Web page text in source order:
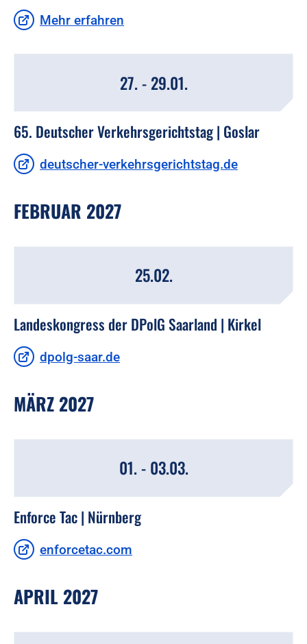
Mehr erfahren
27. - 29.01.
65. Deutscher Verkehrsgerichtstag | Goslar
deutscher-verkehrsgerichtstag.de
FEBRUAR 2027
25.02.
Landeskongress der DPolG Saarland | Kirkel
dpolg-saar.de
MÄRZ 2027
01. - 03.03.
Enforce Tac | Nürnberg
enforcetac.com
APRIL 2027